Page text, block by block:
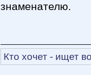
знаменателю.
Кто хочет - ищет